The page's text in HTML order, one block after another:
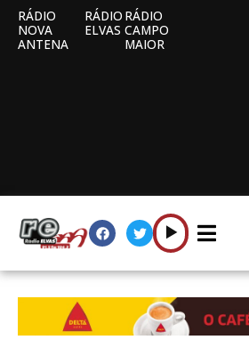
RÁDIO
NOVA
ANTENA
RÁDIO
ELVAS
RÁDIO
CAMPO
MAIOR